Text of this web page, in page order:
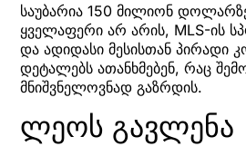
საუბარია 150 მილიონ
ყველაფერი არ არის, MLS-ის
და ადიდასი მესისთან პირადი
დეტალებს ათანხმებენ, რაც
მნიშვნელოვნად გაზრდის.
ლეოს გავლენა